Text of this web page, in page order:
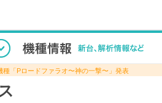
「Pロードファラオ〜神の一撃〜」発表